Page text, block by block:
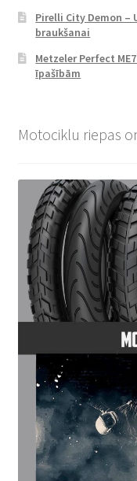
Pirelli City Demon
braukšanai
Metzeler Perfect
īpašībām
Motociklu riepas